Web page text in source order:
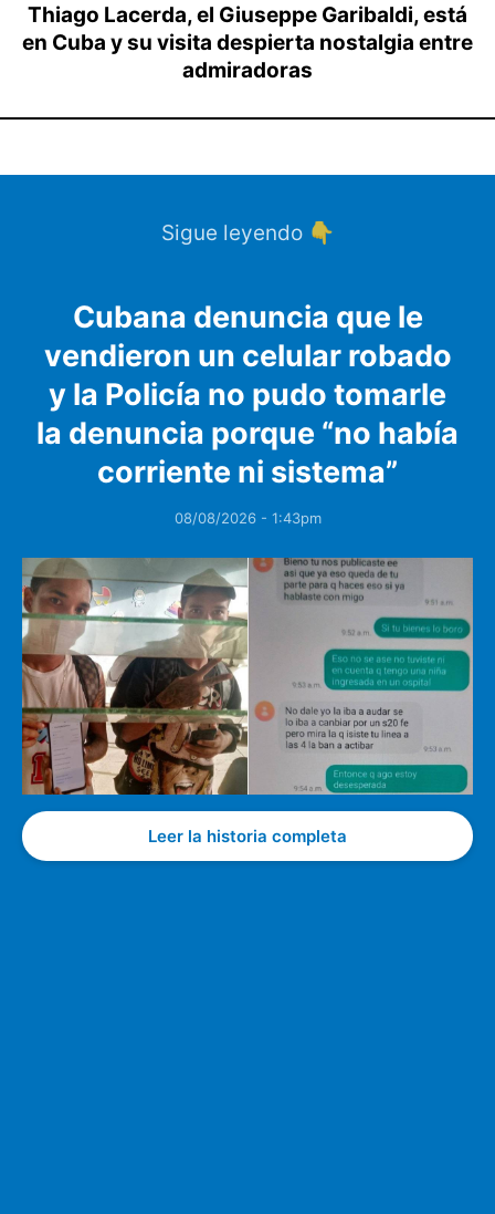
Thiago Lacerda, el Giuseppe Garibaldi, está
en Cuba y su visita despierta nostalgia entre
admiradoras
Sigue leyendo 👇